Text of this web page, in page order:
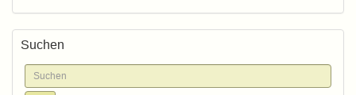
Suchen